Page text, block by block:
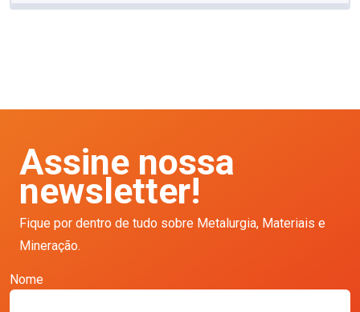
Assine nossa
newsletter!
Fique por dentro de tudo sobre Metalurgia, Materiais e
Mineração.
Nome